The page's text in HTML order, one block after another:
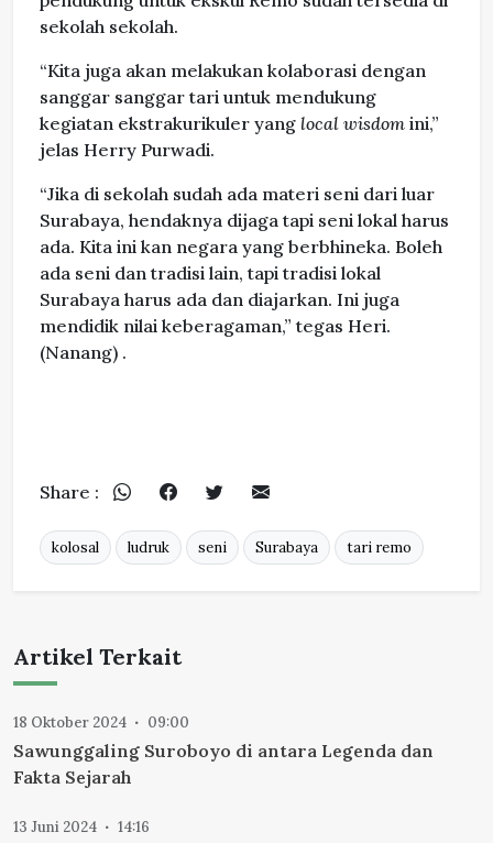
sekolah sekolah.
“Kita juga akan melakukan kolaborasi dengan
sanggar sanggar tari untuk mendukung
kegiatan ekstrakurikuler yang local wisdom ini,”
jelas Herry Purwadi.
“Jika di sekolah sudah ada materi seni dari luar
Surabaya, hendaknya dijaga tapi seni lokal harus
ada. Kita ini kan negara yang berbhineka. Boleh
ada seni dan tradisi lain, tapi tradisi lokal
Surabaya harus ada dan diajarkan. Ini juga
mendidik nilai keberagaman,” tegas Heri.
(Nanang) .
Share :
kolosal ludruk seni Surabaya tari remo
Artikel Terkait
18 Oktober 2024 09:00
Sawunggaling Suroboyo di antara Legenda dan
Fakta Sejarah
13 Juni 2024 14:16